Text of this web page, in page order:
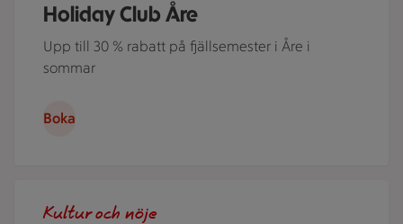
Holiday Club Åre
Upp till 30 % rabatt på fjällsemester i Åre i
sommar
Boka
Kultur och nöje